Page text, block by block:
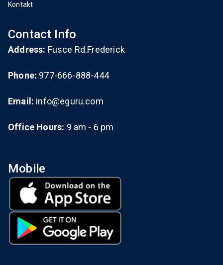
Kontakt
Contact Info
Address: Fusce Rd.Frederick
Phone: 977-666-888-444
Email: info@eguru.com
Office Hours: 9 am - 6 pm
Mobile